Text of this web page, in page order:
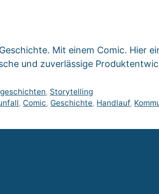
Mit einem Comic. Hier
und zuverlässige
, Storytelling
, Comic, Geschichte, Handlauf,